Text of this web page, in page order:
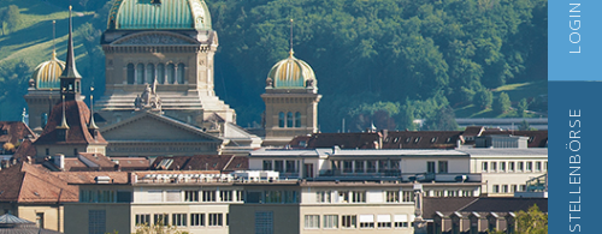
LOGIN
STELLENBÖRSE